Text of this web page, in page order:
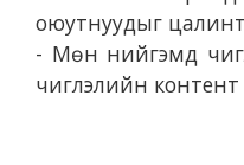
оюутнуудыг
- Мөн нийгэмд
чиглэлийн